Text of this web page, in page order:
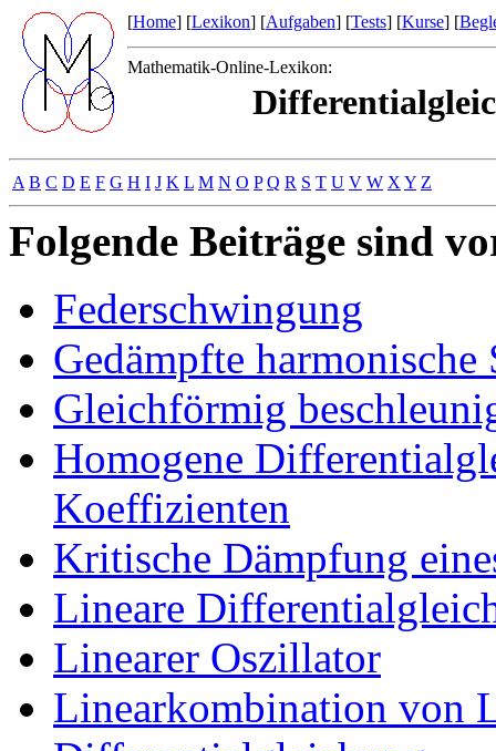
[Home] [Lexikon] [Aufgaben] [Tests] [Kurse] [
Mathematik-Online-Lexikon:
A B C D E F G H I J K L M N O P Q R S T U V W X Y Z
Folgende Beiträge sind
Federschwingung
Gedämpfte
Gleichförmig
Homogene
Koeffizienten
Kritische Dämpfung
Lineare
Linearer Oszillator
Linearkombination von